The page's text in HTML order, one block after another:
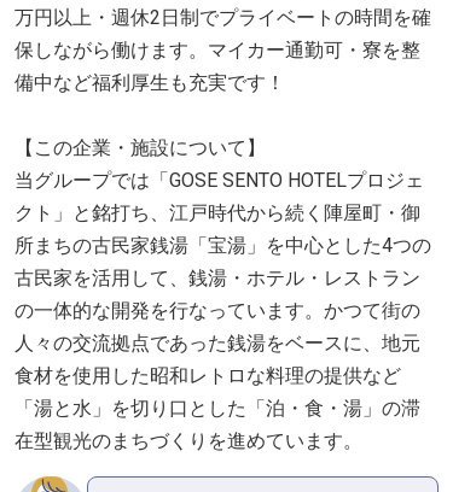
万円以上・週休2日制でプライベートの時間を確
保しながら働けます。マイカー通勤可・寮を整
備中など福利厚生も充実です！
【この企業・施設について】
当グループでは「GOSE SENTO HOTELプロジェ
クト」と銘打ち、江戸時代から続く陣屋町・御
所まちの古民家銭湯「宝湯」を中心とした4つの
古民家を活用して、銭湯・ホテル・レストラン
の一体的な開発を行なっています。かつて街の
人々の交流拠点であった銭湯をベースに、地元
食材を使用した昭和レトロな料理の提供など
「湯と水」を切り口とした「泊・食・湯」の滞
在型観光のまちづくりを進めています。